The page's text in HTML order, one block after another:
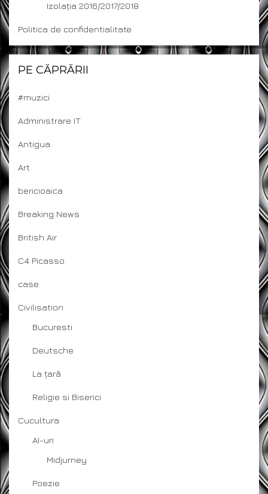
Izolația 2016/2017/2018
Politica de confidentialitate
PE CĂPRĂRII
#muzici
Administrare IT
Antigua
Art
bericioaica
Breaking News
British Air
C4 Picasso
case
Civilisation
Bucuresti
Deutsche
La țară
Religie si Biserici
Cucultura
AI-uri
Midjurney
Poezie